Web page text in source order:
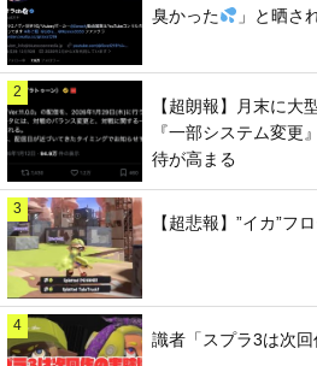
臭かった
」と晒さ
2
【超朗報】月末に大
『一部システム変更
待が高まる
3
【超悲報】”イカ”フ
4
識者「スプラ3は次回